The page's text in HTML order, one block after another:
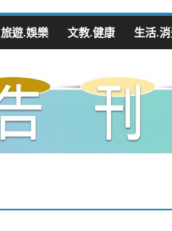
黃偉哲推動下營都
十九期公設解編市
凝聚地方共識
旅遊.娛樂 文教.健康 生活.